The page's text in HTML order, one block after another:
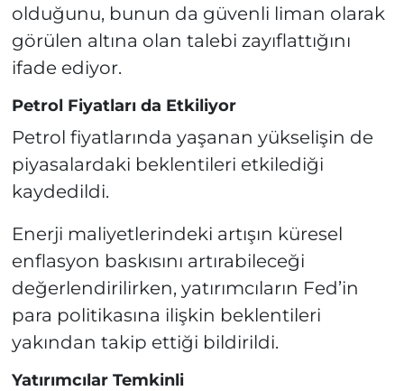
olduğunu, bunun da güvenli liman olarak
görülen altına olan talebi zayıflattığını
ifade ediyor.
Petrol Fiyatları da Etkiliyor
Petrol fiyatlarında yaşanan yükselişin de
piyasalardaki beklentileri etkilediği
kaydedildi.
Enerji maliyetlerindeki artışın küresel
enflasyon baskısını artırabileceği
değerlendirilirken, yatırımcıların Fed’in
para politikasına ilişkin beklentileri
yakından takip ettiği bildirildi.
Yatırımcılar Temkinli